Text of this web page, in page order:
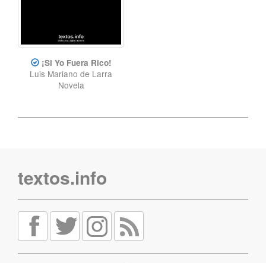
¡Si Yo Fuera Rico!
Luis Mariano de Larra
Novela
textos.info